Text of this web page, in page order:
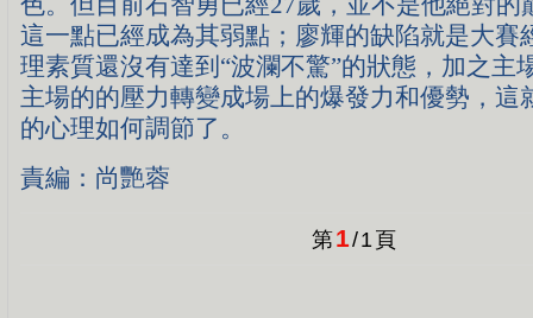
這一點已經成為其弱點；廖輝的缺陷就是大賽
理素質還沒有達到“波瀾不驚”的狀態，加之主
主場的的壓力轉變成場上的爆發力和優勢，這
的心理如何調節了。
責編：尚艷蓉
第1/1頁